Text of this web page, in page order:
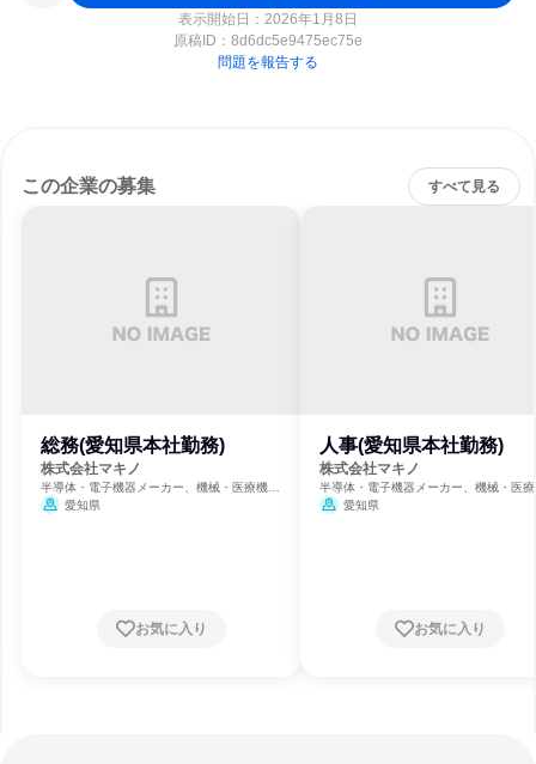
表示開始日：2026年1月8日
原稿ID： 8d6dc5e9475ec75e
問題を報告する
この企業の募集 すべて見る
総務(愛知県本社勤務)
株式会社マキノ
半導体・電子機器メーカー、機械・医療機器
メーカー、鉄鋼・金属メーカー
愛知県
お気に入り
人事(愛知県本社勤務)
株式会社マキノ
半導体・電子機器メーカー、機械・医
メーカー、鉄鋼・金属メーカー
愛知県
お気に入り